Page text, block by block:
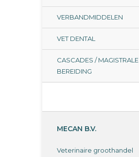
VERBANDMIDDELEN
VET DENTAL
CASCADES / MAGISTRALE
BEREIDING
MECAN B.V.
Veterinaire groothandel